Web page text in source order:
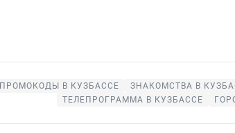
ПРОМОКОДЫ В КУЗБАССЕ ЗНАКОМСТВА В
ТЕЛЕПРОГРАММА В КУЗБАССЕ